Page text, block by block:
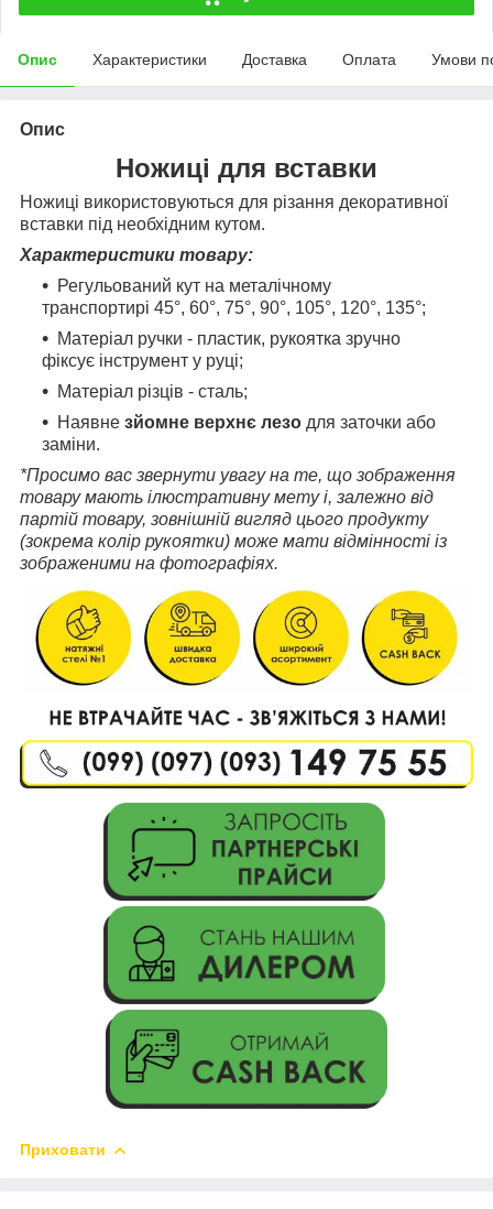
Опис Характеристики Доставка Оплата Умови
Опис
Ножиці для вставки
Ножиці використовуються для різання декоративної
вставки під необхідним кутом.
Характеристики товару:
Регульований кут на металічному
транспортирі 45°, 60°, 75°, 90°, 105°, 120°, 135°;
Матеріал ручки - пластик, рукоятка зручно
фіксує інструмент у руці;
Матеріал різців - сталь;
Наявне зйомне верхнє лезо для заточки або
заміни.
*Просимо вас звернути увагу на те, що зображення
товару мають ілюстративну мету і, залежно від
партій товару, зовнішній вигляд цього продукту
(зокрема колір рукоятки) може мати відмінності із
зображеними на фотографіях.
Приховати